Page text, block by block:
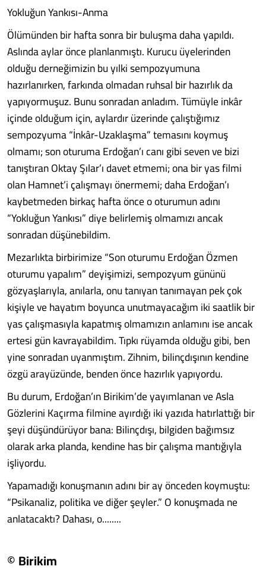
Yokluğun Yankısı-Anma
Ölümünden bir hafta sonra bir buluşma daha yapıldı.
Aslında aylar önce planlanmıştı. Kurucu üyelerinden
olduğu derneğimizin bu yılki sempozyumuna
hazırlanırken, farkında olmadan ruhsal bir hazırlık da
yapıyormuşuz. Bunu sonradan anladım. Tümüyle inkâr
içinde olduğum için, aylardır üzerinde çalıştığımız
sempozyuma “İnkâr-Uzaklaşma” temasını koymuş
olmamı; son oturuma Erdoğan’ı canı gibi seven ve bizi
tanıştıran Oktay Şılar’ı davet etmemi; ona bir yas filmi
olan Hamnet’i çalışmayı önermemi; daha Erdoğan’ı
kaybetmeden birkaç hafta önce o oturumun adını
“Yokluğun Yankısı” diye belirlemiş olmamızı ancak
sonradan düşünebildim.
Mezarlıkta birbirimize “Son oturumu Erdoğan Özmen
oturumu yapalım” deyişimizi, sempozyum gününü
gözyaşlarıyla, anılarla, onu tanıyan tanımayan pek çok
kişiyle ve hayatım boyunca unutmayacağım iki saatlik bir
yas çalışmasıyla kapatmış olmamızın anlamını ise ancak
ertesi gün kavrayabildim. Tıpkı rüyamda olduğu gibi, ben
yine sonradan uyanmıştım. Zihnim, bilinçdışının kendine
özgü arayüzünde, benden önce hazırlık yapıyordu.
Bu durum, Erdoğan’ın Birikim’de yayımlanan ve Asla
Gözlerini Kaçırma filmine ayırdığı iki yazıda hatırlattığı bir
şeyi düşündürüyor bana: Bilinçdışı, bilgiden bağımsız
olarak arka planda, kendine has bir çalışma mantığıyla
işliyordu.
Yapamadığı konuşmanın adını bir ay önceden koymuştu:
“Psikanaliz, politika ve diğer şeyler.” O konuşmada ne
anlatacaktı? Dahası, o........
© Birikim